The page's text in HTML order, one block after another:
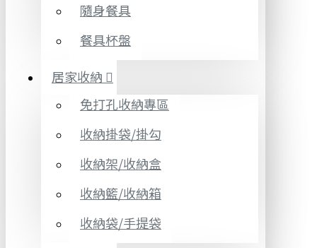
隨身餐具
餐具杯盤
居家收納
免打孔收納專區
收納掛袋/掛勾
收納架/收納盒
收納籃/收納箱
收納袋/手提袋